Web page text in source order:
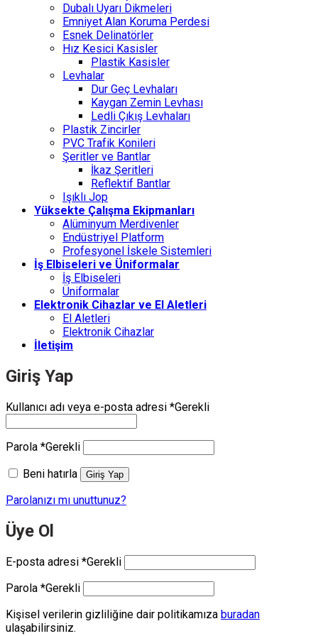
Dubalı Uyarı Dikmeleri
Emniyet Alan Koruma Perdesi
Esnek Delinatörler
Hız Kesici Kasisler
Plastik Kasisler
Levhalar
Dur Geç Levhaları
Kaygan Zemin Levhası
Ledli Çıkış Levhaları
Plastik Zincirler
PVC Trafik Konileri
Şeritler ve Bantlar
İkaz Şeritleri
Reflektif Bantlar
Işıklı Jop
Yüksekte Çalışma Ekipmanları
Alüminyum Merdivenler
Endüstriyel Platform
Profesyonel İskele Sistemleri
İş Elbiseleri ve Üniformalar
İş Elbiseleri
Üniformalar
Elektronik Cihazlar ve El Aletleri
El Aletleri
Elektronik Cihazlar
İletişim
Giriş Yap
Kullanıcı adı veya e-posta adresi *Gerekli
Parola *Gerekli
Beni hatırla
Giriş Yap
Parolanızı mı unuttunuz?
Üye Ol
E-posta adresi *Gerekli
Parola *Gerekli
Kişisel verilerin gizliliğine dair politikamıza buradan
ulaşabilirsiniz.